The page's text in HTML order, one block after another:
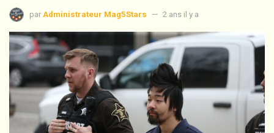
par Administrateur Mag5Stars 2 ans il y a